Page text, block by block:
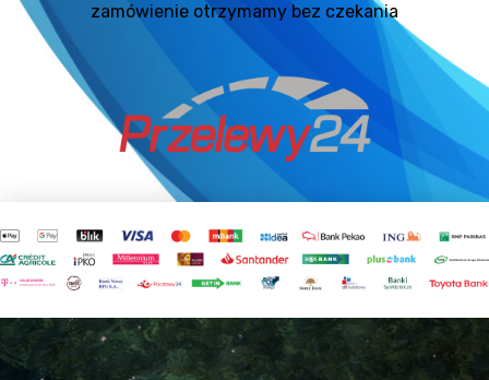
zamówienie otrzymamy bez czekania